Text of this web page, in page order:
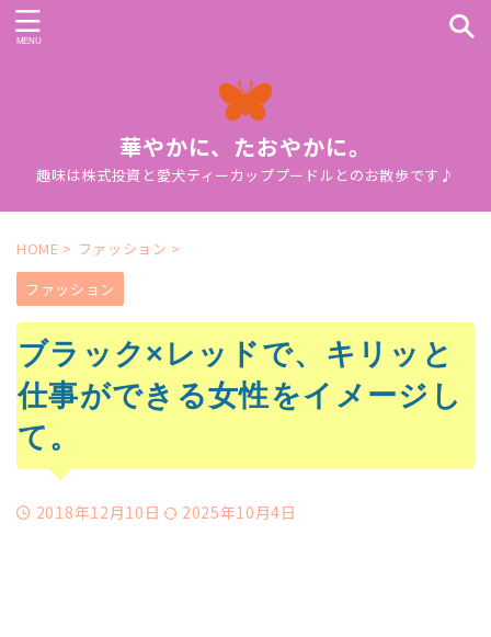
華やかに、たおやかに。
趣味は株式投資と愛犬ティーカッププードルとのお散歩です♪
HOME > ファッション >
ファッション
ブラック×レッドで、キリッと
仕事ができる女性をイメージし
て。
2018年12月10日 2025年10月4日